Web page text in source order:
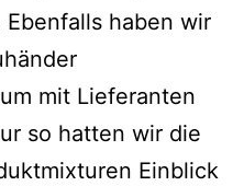
haben wir
mit Lieferanten
so hatten wir die
Einblick